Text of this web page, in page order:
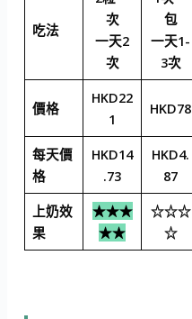
吃法
次
一天2
次
包
一天1-
3次
價格
HKD22
1
HKD78
每天價
格
HKD14
.73
HKD4.
87
上奶效
果
★★★
★★
☆☆☆
☆